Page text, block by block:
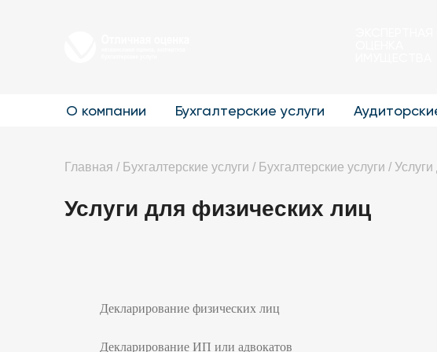
О компании Бухгалтерские услуги
Главная / Бухгалтерские услуги / Бухгалтерские услуги /
Услуги для физических лиц
Декларирование физических лиц
Декларирование ИП или адвокатов